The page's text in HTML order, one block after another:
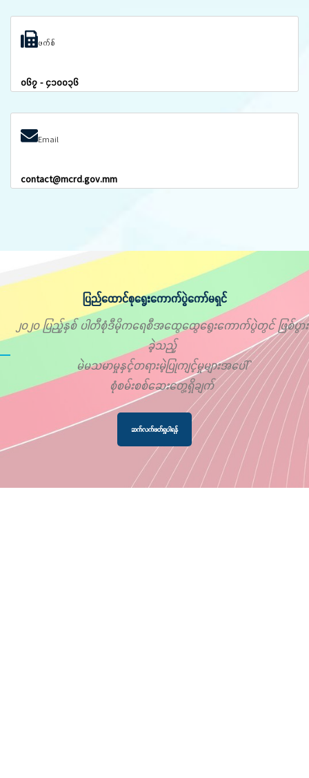
ဖက်စ်
၀၆၇ - ၄၁၀၀၃၆
Email
contact@mcrd.gov.mm
ပြည်ထောင်စုရွေးကောက်ပွဲကော်မရှင်
၂၀၂၀ ပြည့်နှစ် ပါတီစုံဒီမိုကရေစီအထွေထွေရွေးကောက်ပွဲတွင် ဖြစ်ပွား
ခဲ့သည့်
မဲမသမာမှုနှင့်တရားမဲ့ပြုကျင့်မှုများအပေါ်
စုံစမ်းစစ်ဆေးတွေ့ရှိချက်
ဆက်လက်ဖတ်ရှုပါရန်